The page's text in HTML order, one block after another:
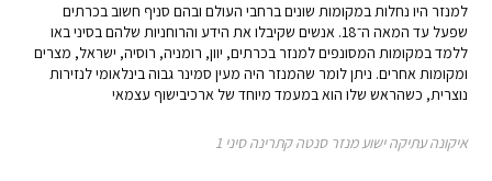
למנזר היו נחלות במקומות שונים ברחבי העולם ובהם סניף חשוב בכרתים
שפעל עד המאה ה־18. אנשים שקיבלו את הידע והרוחניות שלהם בסיני באו
ללמד במקומות המסונפים למנזר בכרתים, יוון, רומניה, רוסיה, ישראל, מצרים
ומקומות אחרים. ניתן לומר שהמנזר היה מעין סמינר גבוה בינלאומי לנזירות
נוצרית, כשהראש שלו הוא במעמד מיוחד של ארכיבישוף עצמאי
איקונה עתיקה ישוע מנזר סנטה קתרינה סיני 1